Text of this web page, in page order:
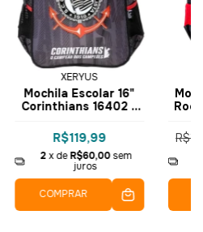
XERYUS
Mochila Escolar 16"
Corinthians 16402 -
R$119,99
2 x deR$60,00 sem
juros
COMPRAR